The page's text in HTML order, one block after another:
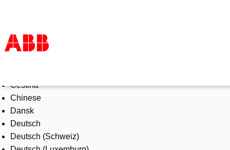
Products & Solutions
Industries
Services
About us
Where to buy
Čeština
Chinese
Dansk
Deutsch
Deutsch (Schweiz)